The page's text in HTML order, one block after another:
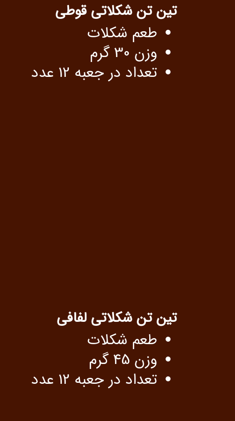
تین تن شکلاتی قوطی
طعم شکلات
وزن 30 گرم
تعداد در جعبه 12 عدد
تین تن شکلاتی لفافی
طعم شکلات
وزن 45 گرم
تعداد در جعبه 12 عدد